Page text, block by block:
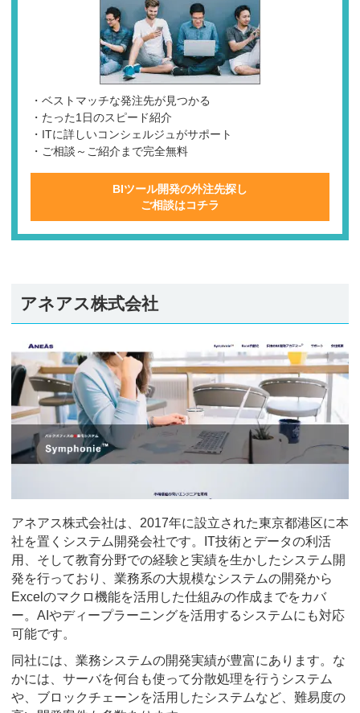
・ベストマッチな発注先が見つかる
・たった1日のスピード紹介
・ITに詳しいコンシェルジュがサポート
・ご相談～ご紹介まで完全無料
BIツール開発の外注先探し
ご相談はコチラ
アネアス株式会社
アネアス株式会社は、2017年に設立された東京都港区に本
社を置くシステム開発会社です。IT技術とデータの利活
用、そして教育分野での経験と実績を生かしたシステム開
発を行っており、業務系の大規模なシステムの開発から
Excelのマクロ機能を活用した仕組みの作成までをカバ
ー。AIやディープラーニングを活用するシステムにも対応
可能です。
同社には、業務システムの開発実績が豊富にあります。な
かには、サーバを何台も使って分散処理を行うシステム
や、ブロックチェーンを活用したシステムなど、難易度の